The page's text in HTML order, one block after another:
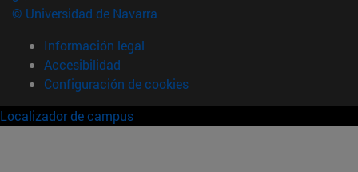
© Universidad de Navarra
Información legal
Accesibilidad
Configuración de cookies
Localizador de campus